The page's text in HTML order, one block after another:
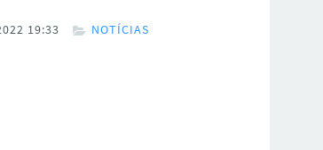
19:33 NOTÍCIAS